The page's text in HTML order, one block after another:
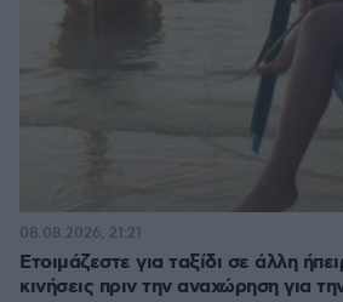
Ετοιμάζεστε για ταξίδι σε άλλη
κινήσεις πριν την αναχώρηση για
08.08.2026, 21:21